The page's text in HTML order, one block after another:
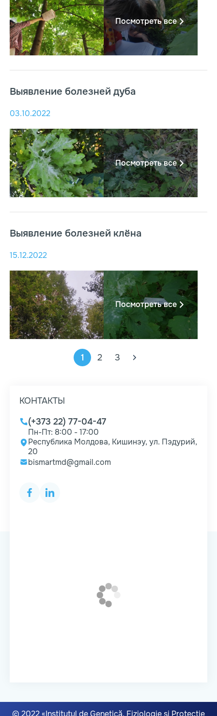
Посмотреть все
Выявление болезней дуба
03.10.2022
Посмотреть все
Выявление болезней клёна
15.12.2022
Посмотреть все
1 2 3
КОНТАКТЫ
(+373 22) 77-04-47
Пн-Пт: 8:00 - 17:00
Республика Молдова, Кишинэу, ул. Пэдурий,
20
bismartmd@gmail.com
© 2022 «Institutul de Genetică, Fiziologie și Protecție